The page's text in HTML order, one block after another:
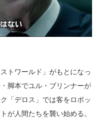
トワールド」がもとになっ
脚本でユル・ブリンナーが
「デロス」では客をロボッ
が人間たちを襲い始める。